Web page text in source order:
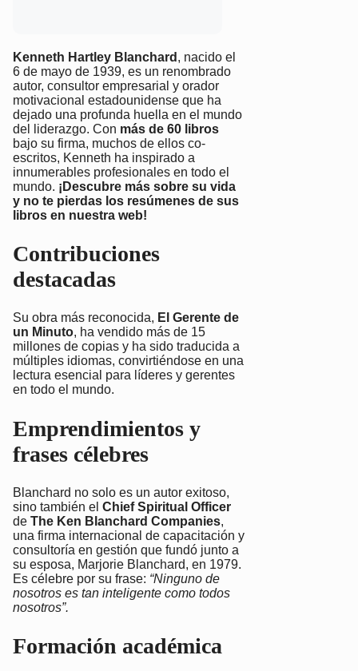
Kenneth Hartley Blanchard , nacido el
6 de mayo de 1939, es un renombrado
autor, consultor empresarial y orador
motivacional estadounidense que ha
dejado una profunda huella en el mundo
del liderazgo. Con más de 60 libros
bajo su firma, muchos de ellos co-
escritos, Kenneth ha inspirado a
innumerables profesionales en todo el
mundo. ¡Descubre más sobre su vida
y no te pierdas los resúmenes de sus
libros en nuestra web!
Contribuciones
destacadas
Su obra más reconocida, El Gerente de
un Minuto, ha vendido más de 15
millones de copias y ha sido traducida a
múltiples idiomas, convirtiéndose en una
lectura esencial para líderes y gerentes
en todo el mundo.
Emprendimientos y
frases célebres
Blanchard no solo es un autor exitoso,
sino también el Chief Spiritual Officer
de The Ken Blanchard Companies,
una firma internacional de capacitación y
consultoría en gestión que fundó junto a
su esposa, Marjorie Blanchard, en 1979.
Es célebre por su frase: “Ninguno de
nosotros es tan inteligente como todos
nosotros”.
Formación académica